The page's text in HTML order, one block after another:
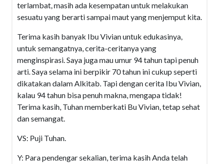
terlambat, masih ada kesempatan untuk melakukan
sesuatu yang berarti sampai maut yang menjemput kita.
Terima kasih banyak Ibu Vivian untuk edukasinya,
untuk semangatnya, cerita-ceritanya yang
menginspirasi. Saya juga mau umur 94 tahun tapi penuh
arti. Saya selama ini berpikir 70 tahun ini cukup seperti
dikatakan dalam Alkitab. Tapi dengan cerita Ibu Vivian,
kalau 94 tahun bisa penuh makna, mengapa tidak!
Terima kasih, Tuhan memberkati Bu Vivian, tetap sehat
dan semangat.
VS: Puji Tuhan.
Y: Para pendengar sekalian, terima kasih Anda telah